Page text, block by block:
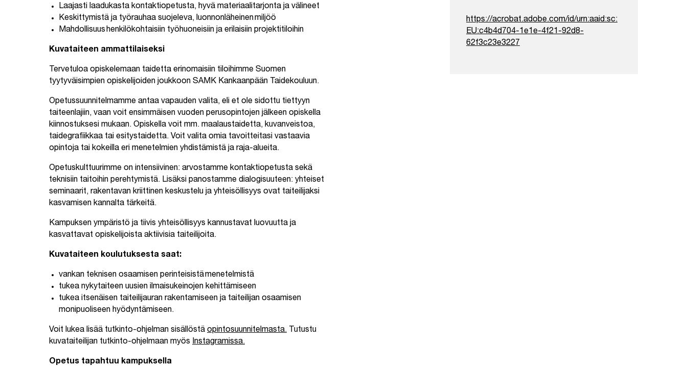
Laajasti laadukasta kontaktiopetusta, hyvä materiaalitarjonta ja välineet
Keskittymistä ja työrauhaa suojeleva, luonnonläheinen miljöö
Mahdollisuus henkilökohtaisiin työhuoneisiin ja erilaisiin projektitiloihin
Kuvataiteen ammattilaiseksi
Tervetuloa opiskelemaan taidetta erinomaisiin tiloihimme Suomen
tyytyväisimpien opiskelijoiden joukkoon SAMK Kankaanpään Taidekouluun.
Opetussuunnitelmamme antaa vapauden valita, eli et ole sidottu tiettyyn
taiteenlajiin, vaan voit ensimmäisen vuoden perusopintojen jälkeen opiskella
kiinnostuksesi mukaan. Opiskella voit mm. maalaustaidetta, kuvanveistoa,
taidegrafiikkaa tai esitystaidetta. Voit valita omia tavoitteitasi vastaavia
opintoja tai kokeilla eri menetelmien yhdistämistä ja raja-alueita.
Opetuskulttuurimme on intensiivinen: arvostamme kontaktiopetusta sekä
teknisiin taitoihin perehtymistä. Lisäksi panostamme dialogisuuteen: yhteiset
seminaarit, rakentavan kriittinen keskustelu ja yhteisöllisyys ovat taiteilijaksi
kasvamisen kannalta tärkeitä.
Kampuksen ympäristö ja tiivis yhteisöllisyys kannustavat luovuutta ja
kasvattavat opiskelijoista aktiivisia taiteilijoita.
Kuvataiteen koulutuksesta saat:
vankan teknisen osaamisen perinteisistä menetelmistä
tukea nykytaiteen uusien ilmaisukeinojen kehittämiseen
tukea itsenäisen taiteilijauran rakentamiseen ja taiteilijan osaamisen
monipuoliseen hyödyntämiseen.
Voit lukea lisää tutkinto-ohjelman sisällöstä opintosuunnitelmasta. Tutustu
kuvataiteilijan tutkinto-ohjelmaan myös Instagramissa.
Opetus tapahtuu kampuksella
https://acrobat.adobe.com/id/urn:aaid:sc:
EU:c4b4d704-1e1e-4f21-92d8-
62f3c23e3227